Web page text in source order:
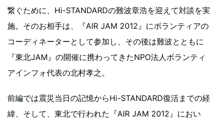
繋ぐために、Hi-STANDARDの難波章浩を迎えて対談を実
施。そのお相手は、『AIR JAM 2012』にボランティアの
コーディネーターとして参加し、その後は難波とともに
『東北JAM』の開催に携わってきたNPO法人ボランティ
アインフォ代表の北村孝之。
前編では震災当日の記憶からHi-STANDARD復活までの経
緯、そして、東北で行われた『AIR JAM 2012』におい